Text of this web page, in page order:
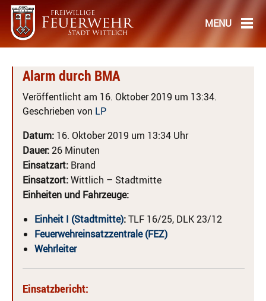
Alarm durch BMA
Veröffentlicht am 16. Oktober 2019 um 13:34.
Geschrieben von LP
Datum: 16. Oktober 2019 um 13:34 Uhr
Dauer:26 Minuten
Einsatzart: Brand
Einsatzort:Wittlich – Stadtmitte
Einheiten und Fahrzeuge:
Einheit I (Stadtmitte):TLF 16/25, DLK 23/12
Feuerwehreinsatzzentrale (FEZ)
Wehrleiter
Einsatzbericht: